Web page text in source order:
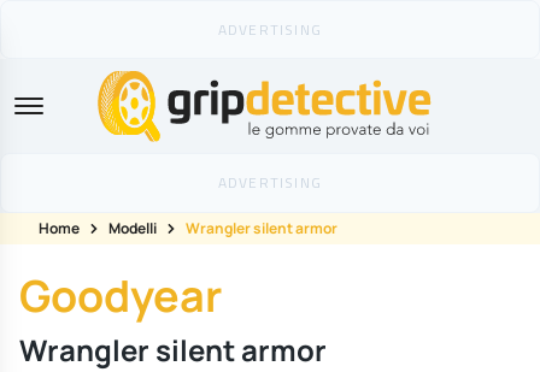
GripDetective
Home Modelli Wrangler silent armor
Goodyear
Wrangler silent armor